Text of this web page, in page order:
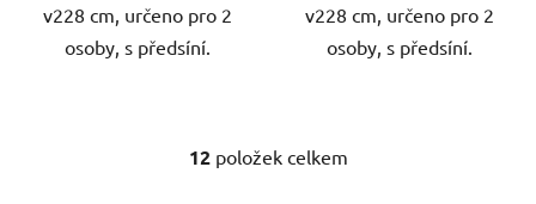
v228 cm, určeno pro 2
osoby, s předsíní.
v228 cm, určeno pro 2
osoby, s předsíní.
O
12 položek celkem